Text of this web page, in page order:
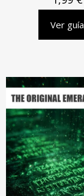
Ver guía